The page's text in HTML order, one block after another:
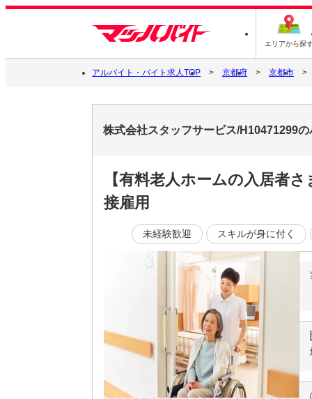
エリアから探
アルバイト・バイト求人TOP 京都府 京都市
株式会社スタッフサービス/H10471299
【有料老人ホームの入居者
接雇用
未経験歓迎 スキルが身に付く